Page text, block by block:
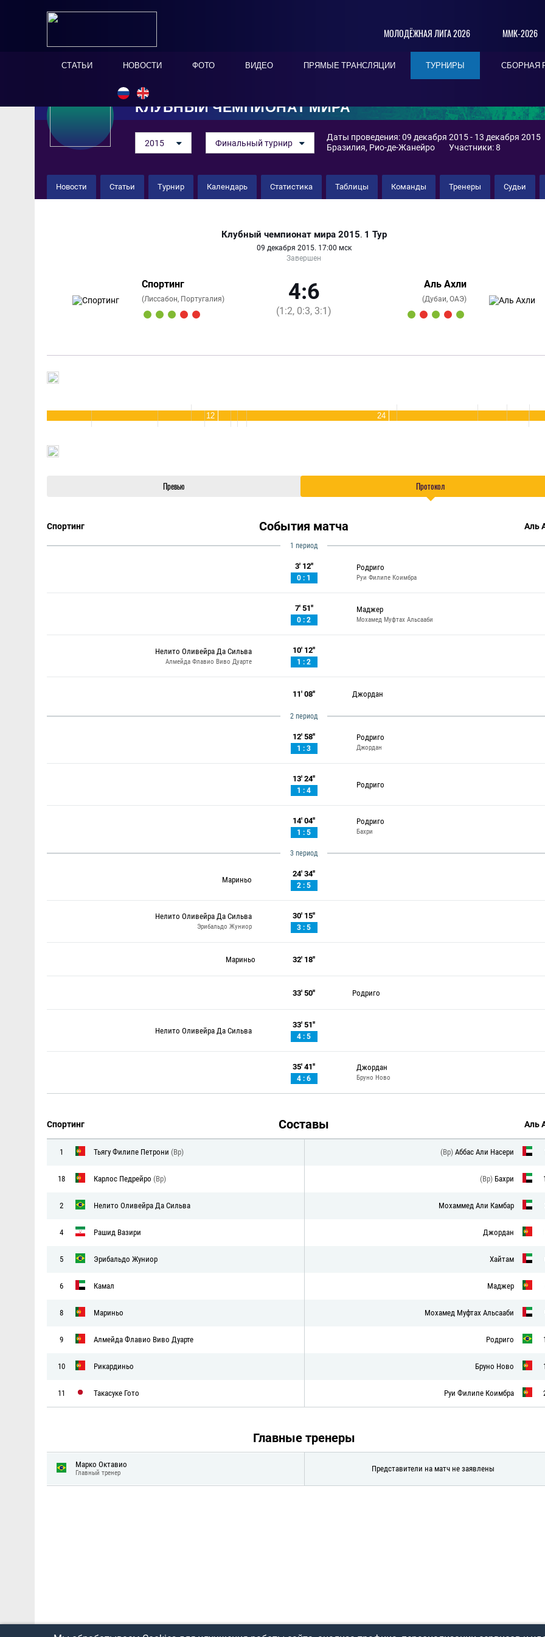
МОЛОДЁЖНАЯ ЛИГА 2026 ММК-2026
СТАТЬИ НОВОСТИ ФОТО ВИДЕО ПРЯМЫЕ ТРАНСЛЯЦИИ ТУРНИРЫ СБОРНАЯ
КЛУБНЫЙ ЧЕМПИОНАТ МИРА
2015 Финальный турнир
Даты проведения: 09 декабря 2015 - 13 декабря 2015
Бразилия, Рио-де-Жанейро
Участники: 8
Новости Статьи Турнир Календарь Статистика Таблицы Команды Тренеры Судьи
Клубный чемпионат мира 2015. 1 Тур
09 декабря 2015. 17:00 мск
Завершен
Спортинг
(Лиссабон, Португалия) 4:6
(1:2, 0:3, 3:1)
Аль Ахли
(Дубаи, ОАЭ)
12 24
Превью Протокол
Спортинг События матча Аль
1 период
3' 12''
0 : 1
Родриго
Руи Филипе Коимбра
7' 51''
0 : 2
Маджер
Мохамед Муфтах Альсааби
Нелито Оливейра Да Сильва
Алмейда Флавио Виво Дуарте
10' 12''
1 : 2
11' 08'' Джордан
2 период
12' 58''
1 : 3
Родриго
Джордан
13' 24''
1 : 4
Родриго
14' 04''
1 : 5
Родриго
Бахри
3 период
Мариньо
24' 34''
2 : 5
Нелито Оливейра Да Сильва
Эрибальдо Жуниор
30' 15''
3 : 5
Мариньо 32' 18''
33' 50'' Родриго
Нелито Оливейра Да Сильва
33' 51''
4 : 5
35' 41''
4 : 6
Джордан
Бруно Ново
Спортинг Составы Аль
1 Тьягу Филипе Петрони (Вр)
18 Карлос Педрейро (Вр)
2 Нелито Оливейра Да Сильва
4 Рашид Вазири
5 Эрибальдо Жуниор
6 Камал
8 Мариньо
9 Алмейда Флавио Виво Дуарте
10 Рикардиньо
11 Такасуке Гото
(Вр) Аббас Али Насери
(Вр) Бахри
Мохаммед Али Камбар
Джордан
Хайтам
Маджер
Мохамед Муфтах Альсааби
Родриго
Бруно Ново
Руи Филипе Коимбра
Главные тренеры
Марко Октавио
Главный тренер Представители на матч не заявлены